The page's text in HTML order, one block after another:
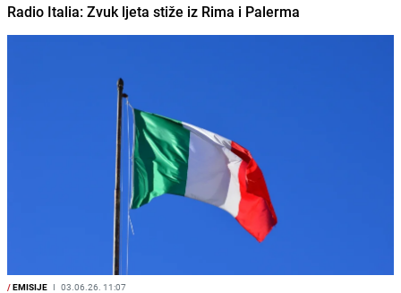
Radio Italia: Zvuk ljeta stiže iz Rima i Palerma
/EMISIJE I 03.06.26. 11:07